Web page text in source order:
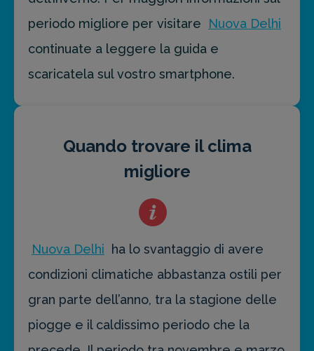
periodo migliore per visitare
Nuova Delhi
continuate a leggere la guida e
scaricatela sul vostro smartphone.
Quando trovare il clima
migliore
Nuova Delhi
ha lo svantaggio di avere
condizioni climatiche abbastanza ostili per
gran parte dell’anno, tra la stagione delle
piogge e il caldissimo periodo che la